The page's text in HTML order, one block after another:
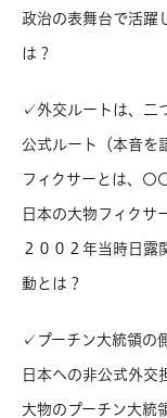
政治の表舞台で活躍
は？
✓外交ルートは、二
公式ルート（本音を
フィクサーとは、〇
日本の大物フィクサ
２００２年当時日露
動とは？
✓プーチン大統領の
日本への非公式外交
大物のプーチン大統